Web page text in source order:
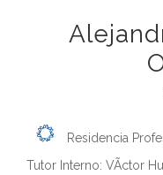
Residencia
Tutor Interno: VÃ­ctor